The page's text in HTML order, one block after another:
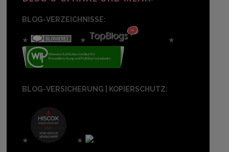
BLOG-VERZEICHNISSE:
★ ★ ★
BLOG-VERSICHERUNG | KOPIERSCHUTZ:
★ ★